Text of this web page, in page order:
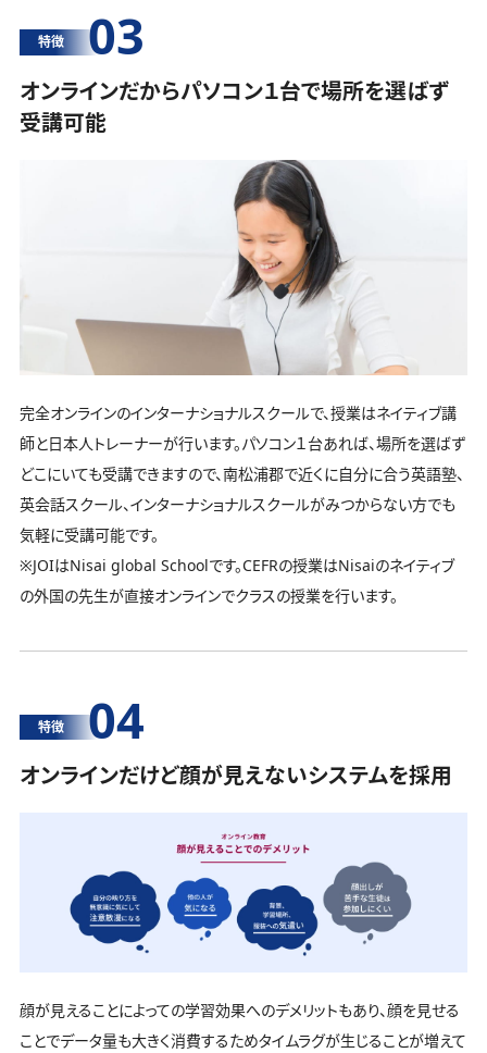
特徴 03
オンラインだからパソコン１台で場所を選ばず
受講可能
完全オンラインのインターナショナルスクールで、授業はネイティブ講
師と日本人トレーナーが行います。パソコン１台あれば、場所を選ばず
どこにいても受講できますので、南松浦郡で近くに自分に合う英語塾、
英会話スクール、インターナショナルスクールがみつからない方でも
気軽に受講可能です。
※JOIはNisai global Schoolです。CEFRの授業はNisaiのネイティブ
の外国の先生が直接オンラインでクラスの授業を行います。
特徴 04
オンラインだけど顔が見えないシステムを採用
顔が見えることによっての学習効果へのデメリットもあり、顔を見せる
ことでデータ量も大きく消費するためタイムラグが生じることが増えて